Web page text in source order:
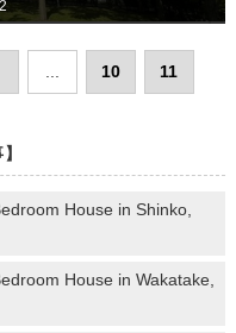
10 11
House in Shinko,
House in Wakatake,